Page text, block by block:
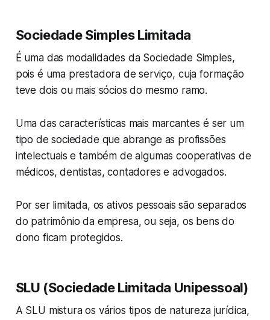
Sociedade Simples Limitada
É uma das modalidades da Sociedade Simples,
pois é uma prestadora de serviço, cuja formação
teve dois ou mais sócios do mesmo ramo.
Uma das características mais marcantes é ser um
tipo de sociedade que abrange as profissões
intelectuais e também de algumas cooperativas de
médicos, dentistas, contadores e advogados.
Por ser limitada, os ativos pessoais são separados
do patrimônio da empresa, ou seja, os bens do
dono ficam protegidos.
SLU (Sociedade Limitada Unipessoal)
A SLU mistura os vários tipos de natureza jurídica,